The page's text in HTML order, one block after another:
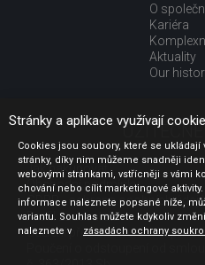
O
Kariéra
Aktuality
Our
UŽITEČNÉ
Jak nakupovat
Obchodní podmínky
GDPR - ochrana osobních údajů
Profil zadavatele
Sdělení před uzavřením kupní
Stránky a aplikace využívají
Cookies jsou soubory, které se
stránky, díky nim můžeme snadněji
webovými stránkami, vstřícněji s vámi
chování nebo cílit marketingové
informace naleznete popsané níže,
variantu. Souhlas můžete kdykoliv
naleznete v
zásadách ochrany